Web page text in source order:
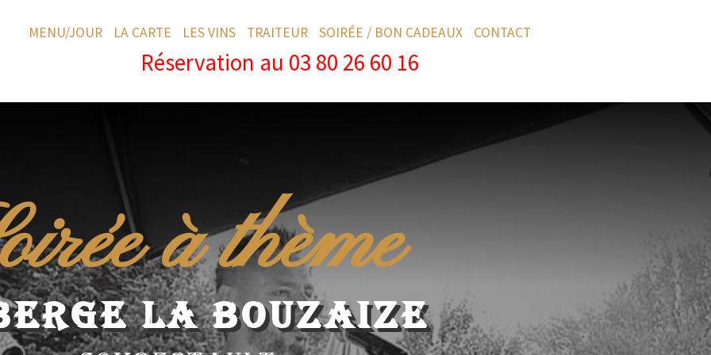
MENU/JOUR LA CARTE LES VINS TRAITEUR SOIRÉE / BON CADEAUX CONTACT
Réservation au 03 80 26 60 16
à thème
LA BOUZAIZE